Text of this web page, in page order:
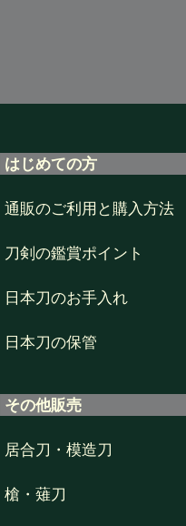
はじめての方
通販のご利用と購入方法
刀剣の鑑賞ポイント
日本刀のお手入れ
日本刀の保管
その他販売
居合刀・模造刀
槍・薙刀